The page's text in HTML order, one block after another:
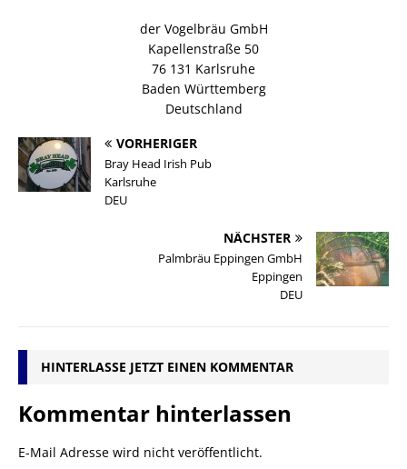
der Vogelbräu GmbH
Kapellenstraße 50
76 131 Karlsruhe
Baden Württemberg
Deutschland
VORHERIGER
Bray Head Irish Pub
Karlsruhe
DEU
NÄCHSTER
Palmbräu Eppingen GmbH
Eppingen
DEU
HINTERLASSE JETZT EINEN KOMMENTAR
Kommentar hinterlassen
E-Mail Adresse wird nicht veröffentlicht.